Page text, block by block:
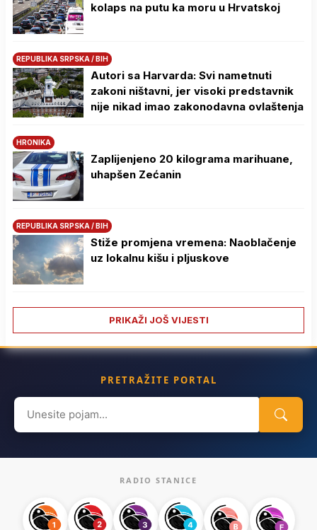
kolaps na putu ka moru u Hrvatskoj
REPUBLIKA SRPSKA / BIH
Autori sa Harvarda: Svi nametnuti
zakoni ništavni, jer visoki predstavnik
nije nikad imao zakonodavna ovlaštenja
HRONIKA
Zaplijenjeno 20 kilograma marihuane,
uhapšen Zećanin
REPUBLIKA SRPSKA / BIH
Stiže promjena vremena: Naoblačenje
uz lokalnu kišu i pljuskove
PRIKAŽI JOŠ VIJESTI
PRETRAŽITE PORTAL
Search
for:
RADIO STANICE